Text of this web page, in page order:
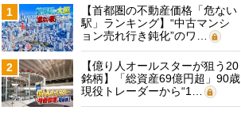
1
【首都圏の不動産価格「危ない
駅」ランキング】“中古マンシ
ョン売れ行き鈍化”のワ…
2
【億り人オールスターが狙う20
銘柄】「総資産69億円超」90歳
現役トレーダーから“1…